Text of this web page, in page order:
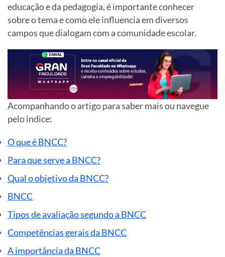
educação e da pedagogia, é importante conhecer
sobre o tema e como ele influencia em diversos
campos que dialogam com a comunidade escolar.
Acompanhando o artigo para saber mais ou navegue
peloindice:
O que é BNCC?
Para que serve a BNCC?
Qual o objetivo da BNCC?
BNCC
Tipos de avaliação segundo a BNCC
Competências gerais da BNCC
A importância da BNCC